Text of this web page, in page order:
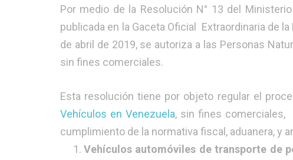
Por medio de la Resolución N° 13 del
publicada en la Gaceta Oficial Extraordinaria de
de abril de 2019, se autoriza a las Personas
sin fines comerciales.
Esta resolución tiene por objeto regularel
Vehículos en Venezuela, sin fines comerciales,
cumplimiento de la normativa fiscal, aduanera, y
Vehículos automóviles de transporte de